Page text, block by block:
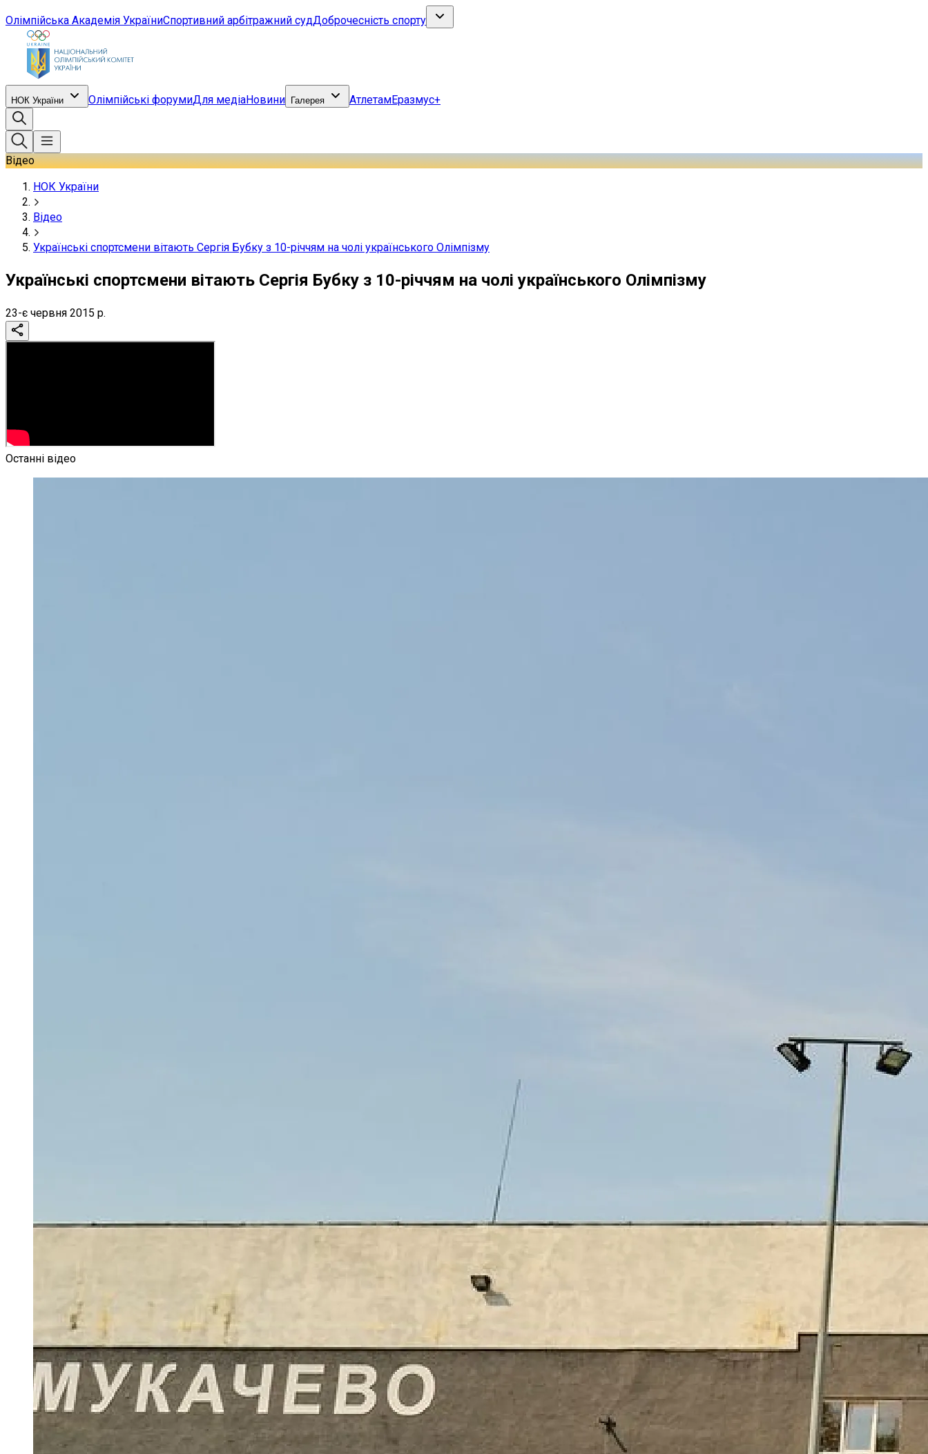
Олімпійська Академія УкраїниСпортивний арбітражний судДоброчесність спорту
НОК України Олімпійські форумиДля медіаНовини Галерея АтлетамЕразмус+
Відео
НОК України
Відео
Українські спортсмени вітають Сергія Бубку з 10-річчям на чолі українського Олімпізму
Українські спортсмени вітають Сергія Бубку з 10-річчям на чолі українського Олімпізму
23-є червня 2015 р.
Останні відео